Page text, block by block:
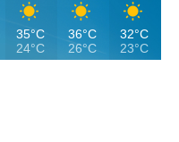
35°C
24°C
36°C
26°C
32°C
23°C